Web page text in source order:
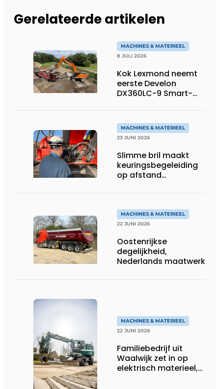
Gerelateerde artikelen
MACHINES & MATERIEEL
8 JULI 2026
Kok Lexmond neemt
eerste Develon
DX360LC-9 Smart-
MACHINES & MATERIEEL
23 JUNI 2026
Slimme bril maakt
keuringsbegeleiding
op afstand
MACHINES & MATERIEEL
22 JUNI 2026
Oostenrijkse
degelijkheid,
Nederlands maatwerk
MACHINES & MATERIEEL
22 JUNI 2026
Familiebedrijf uit
Waalwijk zet in op
elektrisch materieel,